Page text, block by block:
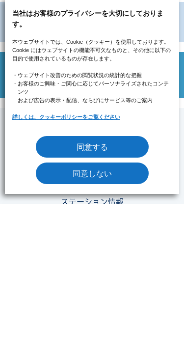
みずたま介護ステーションについて
トピックス
6つの魅力
ステーション情報
当社はお客様のプライバシーを大切にしておりま
す。
本ウェブサイトでは、Cookie（クッキー）を使用しております。
Cookie にはウェブサイトの機能不可欠なものと、その他に以下の
目的で使用されているものが存在します。
・ウェブサイト改善のための閲覧状況の統計的な把握
・お客様のご興味・ご関心に応じてパーソナライズされたコンテ
ンツ
および広告の表示・配信、ならびにサービス等のご案内
詳しくは、クッキーポリシーをご覧ください
同意する
同意しない